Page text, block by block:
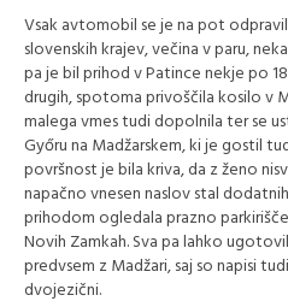
Vsak avtomobil se je na pot
slovenskih krajev, večina v paru,
pa je bil prihod v Patince nekje po
drugih, spotoma privoščila kosilo v
malega vmes tudi dopolnila ter se
Győru na Madžarskem, ki je gostil
površnost je bila kriva, da z ženo
napačno vnesen naslov stal
prihodom ogledala prazno
Novih Zamkah. Sva pa lahko
predvsem z Madžari, saj so napisi
dvojezični.